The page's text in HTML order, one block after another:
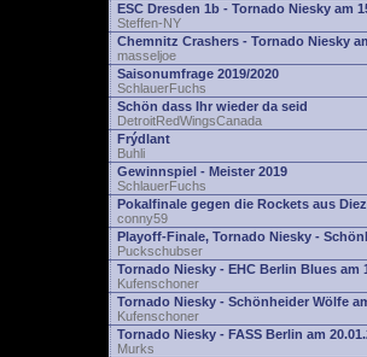
ESC Dresden 1b - Tornado Niesky am
Steffen-NY
Chemnitz Crashers - Tornado Niesky
masseljoe
Saisonumfrage 2019/2020
SchlauerFuchs
Schön dass Ihr wieder da seid
DetroitRedWingsCanada
Frýdlant
Buhli
Gewinnspiel - Meister 2019
SchlauerFuchs
Pokalfinale gegen die Rockets aus
conny59
Playoff-Finale, Tornado Niesky -
Puckschubser
Tornado Niesky - EHC Berlin Blues am
Kufenschoner
Tornado Niesky - Schönheider Wölfe
Kufenschoner
Tornado Niesky - FASS Berlin am
Murks